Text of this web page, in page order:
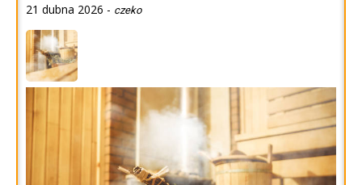
21 dubna 2026 - czeko